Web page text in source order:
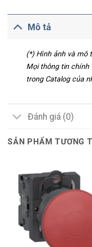
Mô tả
(*) Hình ảnh và mô
Mọi thông tin chính
trong Catalog của
Đánh giá (0)
SẢN PHẨM TƯƠNG